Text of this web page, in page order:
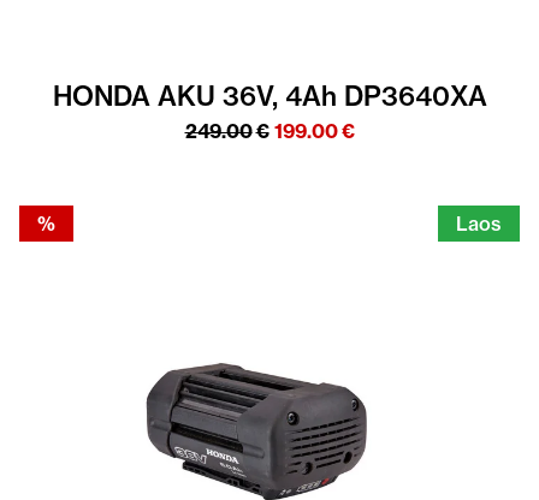
HONDA AKU 36V, 4Ah DP3640XA
249.00€ Algne
199.00€Praegune
%
Laos